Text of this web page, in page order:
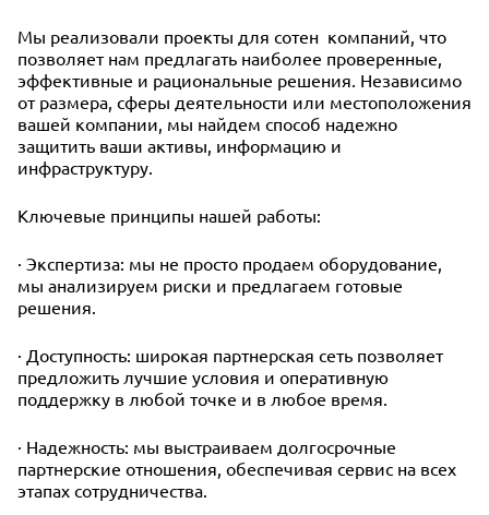
Мы реализовали проекты для сотен компаний, что
позволяет нам предлагать наиболее проверенные,
эффективные и рациональные решения. Независимо
от размера, сферы деятельности или местоположения
вашей компании, мы найдем способ надежно
защитить ваши активы, информацию и
инфраструктуру.
Ключевые принципы нашей работы:
· Экспертиза: мы не просто продаем оборудование,
мы анализируем риски и предлагаем готовые
решения.
· Доступность: широкая партнерская сеть позволяет
предложить лучшие условия и оперативную
поддержку в любой точке и в любое время.
· Надежность: мы выстраиваем долгосрочные
партнерские отношения, обеспечивая сервис на всех
этапах сотрудничества.